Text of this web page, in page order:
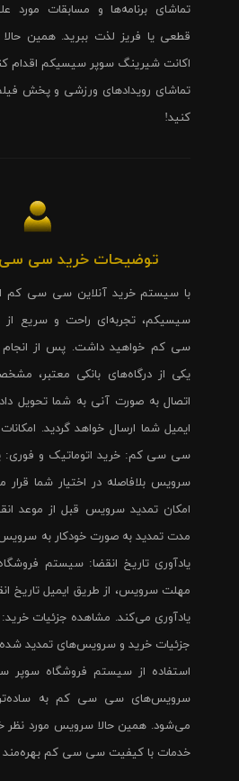
تماشای برنامه‌ها و مسابقات مورد
قطعی یا فریز لذت ببرید. همین
اکانت شیرینگ سوپر سیسیکم اقدام
تماشای رویدادهای ورزشی و پخش
کنید!
توضیحات خرید سی
با سیستم خرید آنلاین سی سی کم
سیسیکم، تجربه‌ای راحت و سریع
سی کم خواهید داشت. پس از انجام
یکی از درگاه‌های بانکی معتبر،
اتصال به صورت آنی به شما تحویل
ایمیل شما ارسال خواهد گردید.
سی سی کم: خرید اتوماتیک و فوری:
سرویس بلافاصله در اختیار شما
امکان تمدید سرویس قبل از موعد
مدت تمدید به صورت خودکار به
مهلت سرویس، از طریق ایمیل تاریخ
یادآوری می‌کند. مشاهده جزئیات خرید:
جزئیات خرید و سرویس‌های تمدید شده
استفاده از سیستم فروشگاه سوپر
سرویس‌های سی سی کم به
می‌شود. همین حالا سرویس مورد نظر
خدمات با کیفیت سی سی کم بهره‌مند